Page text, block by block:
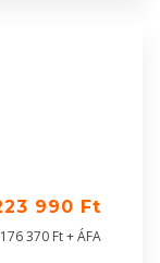
990 Ft
176 370 Ft + ÁFA